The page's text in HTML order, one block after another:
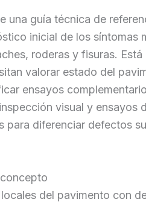
una guía técnica de
inicial de los síntomas
roderas y fisuras.
valorar estado del
ensayos
visual y ensayos
para diferenciar defectos
del pavimento con